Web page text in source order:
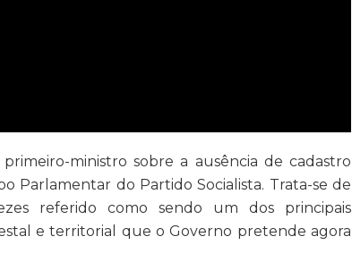
ministro sobre a ausência de cadastro
Parlamentar do Partido Socialista. Trata-se de
referido como sendo um dos principais
e territorial que o Governo pretende agora